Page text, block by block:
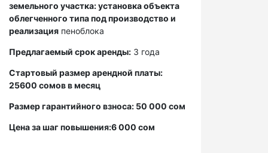
земельного участка: установка объекта
облегченного типа под производство и
реализация пеноблока
Предлагаемый срок аренды: 3 года
Стартовый размер арендной платы:
25600 сомов в месяц
Размер гарантийного взноса: 50 000 сом
Цена за шаг повышения:6 000 сом